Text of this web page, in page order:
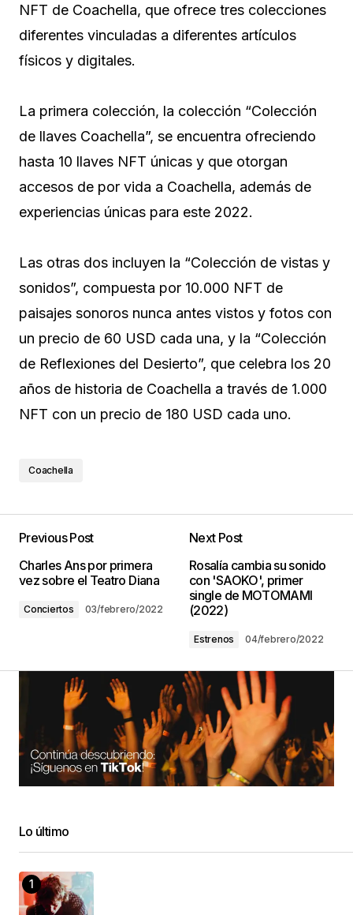
NFT de Coachella, que ofrece tres colecciones
diferentes vinculadas a diferentes artículos
físicos y digitales.
La primera colección, la colección “Colección
de llaves Coachella”, se encuentra ofreciendo
hasta 10 llaves NFT únicas y que otorgan
accesos de por vida a Coachella, además de
experiencias únicas para este 2022.
Las otras dos incluyen la “Colección de vistas y
sonidos”, compuesta por 10.000 NFT de
paisajes sonoros nunca antes vistos y fotos con
un precio de 60 USD cada una, y la “Colección
de Reflexiones del Desierto”, que celebra los 20
años de historia de Coachella a través de 1.000
NFT con un precio de 180 USD cada uno.
Coachella
Previous Post
Charles Ans por primera
vez sobre el Teatro Diana
Conciertos 03/febrero/2022
Next Post
Rosalía cambia su sonido
con 'SAOKO', primer
single de MOTOMAMI
(2022)
Estrenos 04/febrero/2022
Lo último